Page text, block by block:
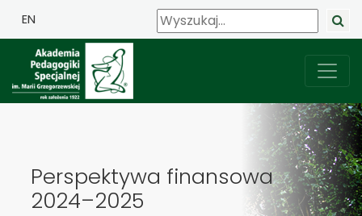
EN
Perspektywa finansowa
2024–2025